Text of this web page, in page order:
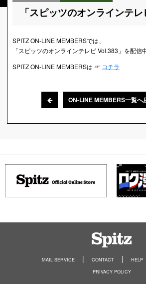
「スピッツのオンラインテレ
SPITZ ON-LINE MEMBERSでは、
「スピッツのオンラインテレビ Vol.383」を配信
SPITZ ON-LINE MEMBERSは ☞ コチラ
ON-LINE MEMBERS一覧へ
MAIL SERVICE CONTACT HELP
PRIVACY POLICY